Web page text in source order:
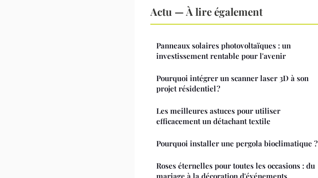
Actu — À lire également
Panneaux solaires photovoltaïques : un
investissement rentable pour l'avenir
Pourquoi intégrer un scanner laser 3D à son
projet résidentiel ?
Les meilleures astuces pour utiliser
efficacement un détachant textile
Pourquoi installer une pergola bioclimatique ?
Roses éternelles pour toutes les occasions : du